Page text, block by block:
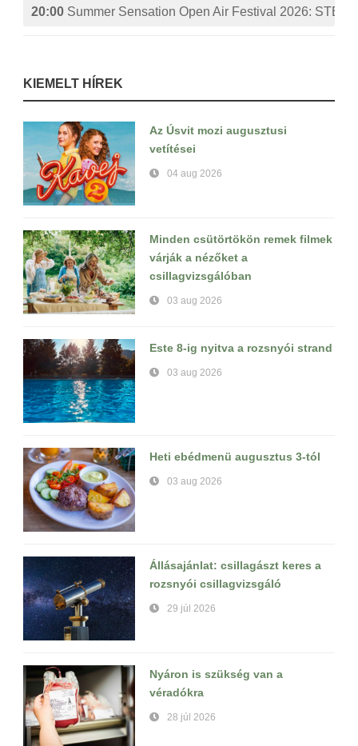
20:00 Summer Sensation Open Air Festival 2026:
KIEMELT HÍREK
Az Úsvit mozi augusztusi
vetítései
04 aug 2026
Minden csütörtökön remek filmek
várják a nézőket a
csillagvizsgálóban
03 aug 2026
Este 8-ig nyitva a rozsnyói strand
03 aug 2026
Heti ebédmenü augusztus 3-tól
03 aug 2026
Állásajánlat: csillagászt keres a
rozsnyói csillagvizsgáló
29 júl 2026
Nyáron is szükség van a
véradókra
28 júl 2026